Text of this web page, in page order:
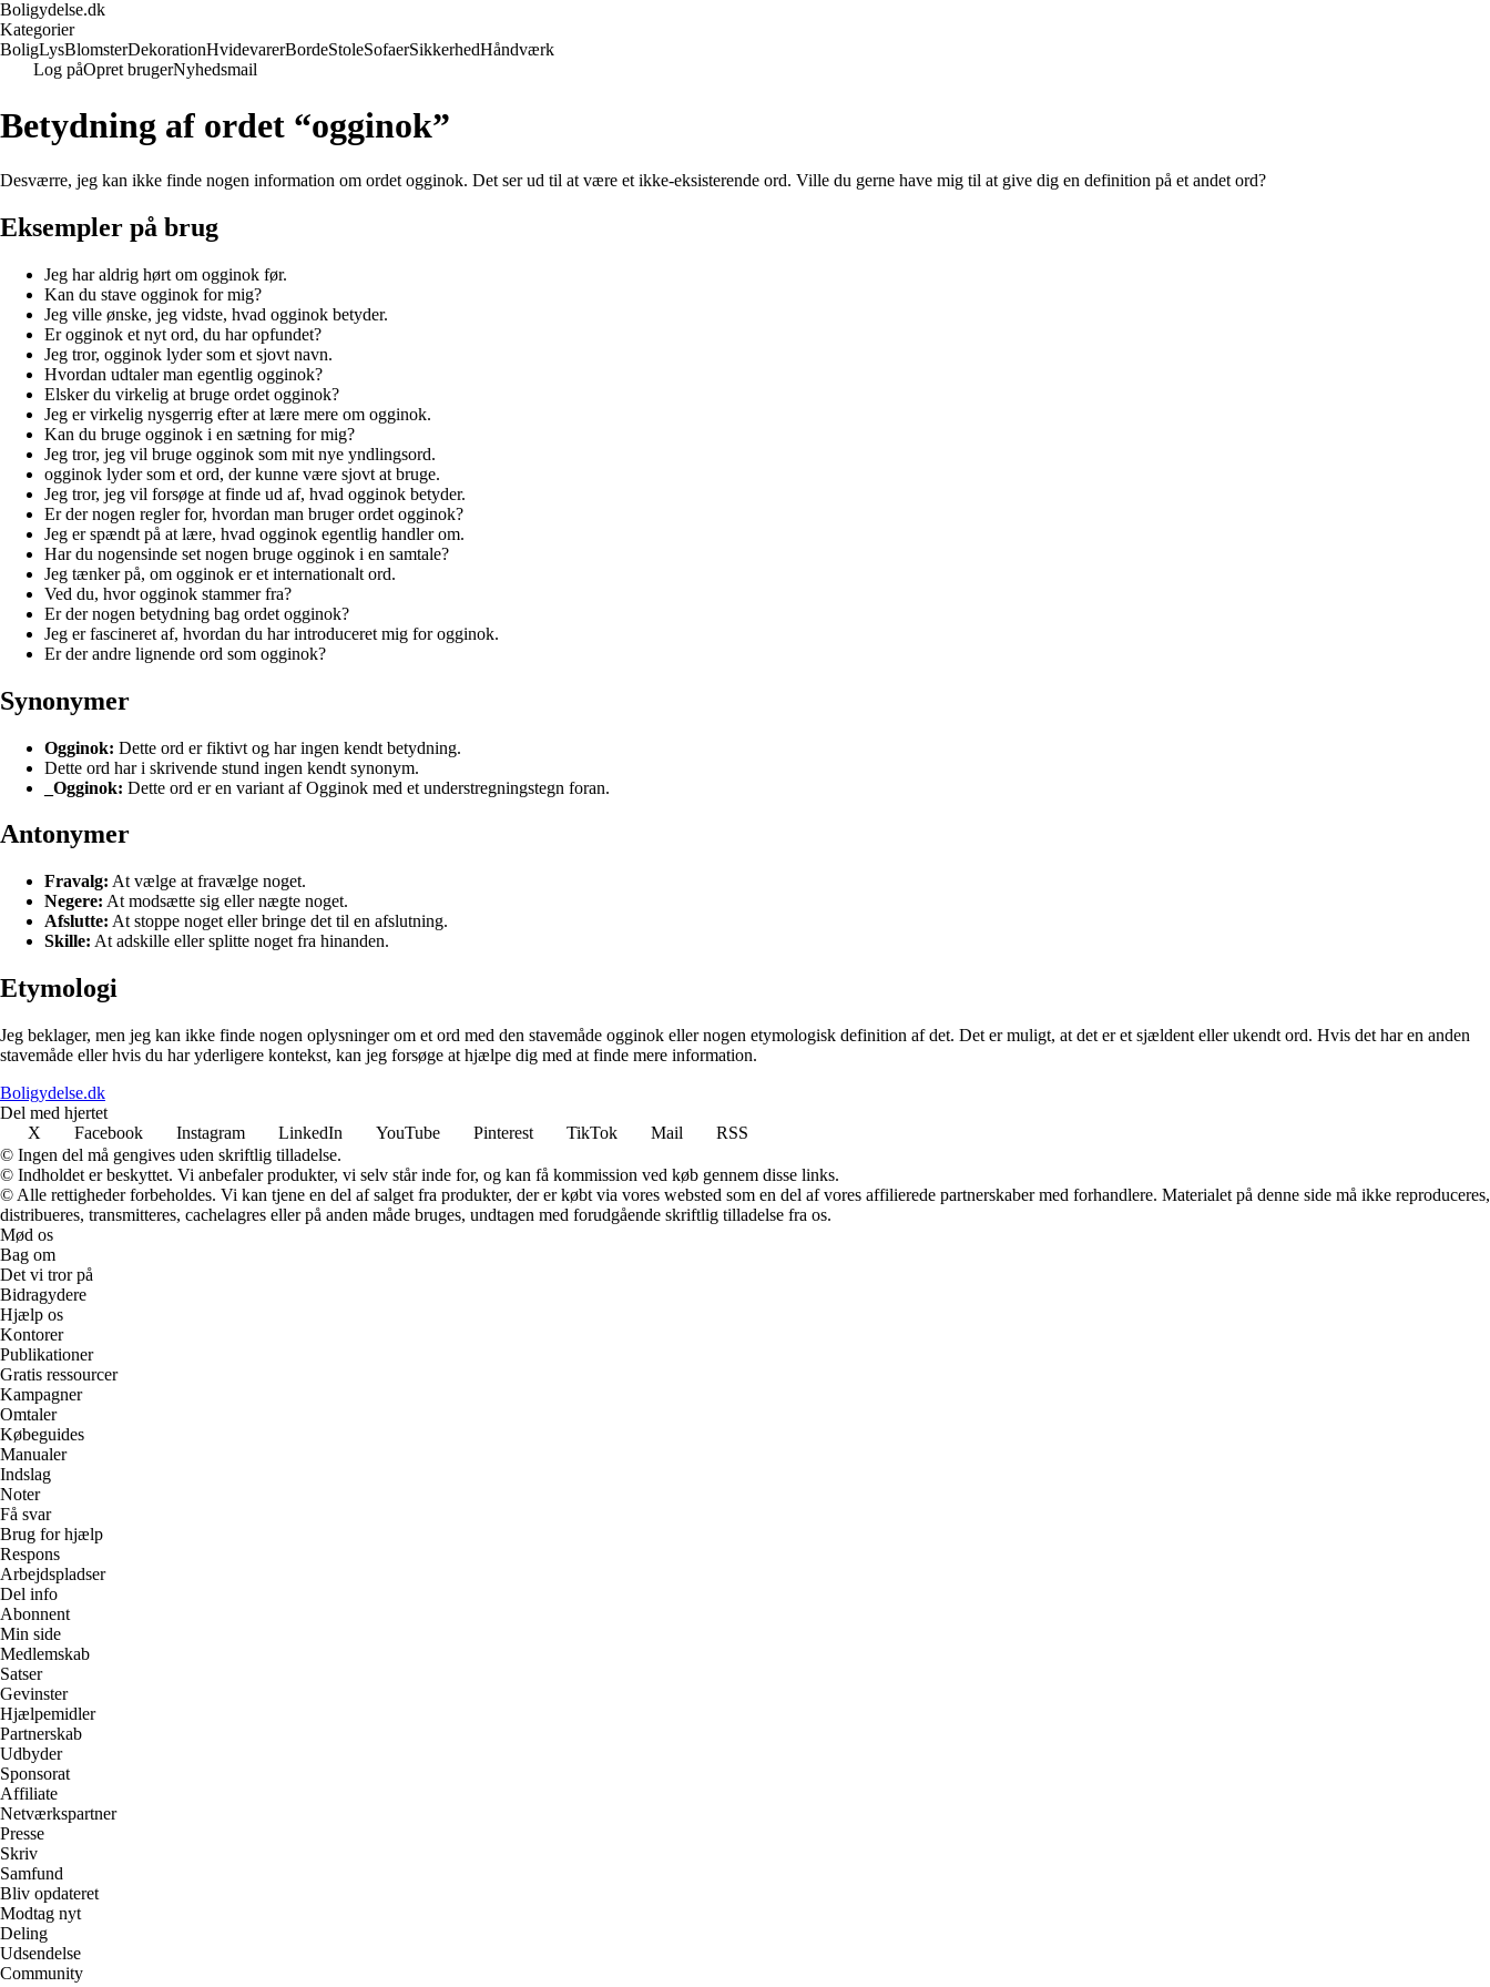
Boligydelse.dk
Kategorier
BoligLysBlomsterDekorationHvidevarerBordeStoleSofaerSikkerhedHåndværk
Log påOpret brugerNyhedsmail
Betydning af ordet “ogginok”
Desværre, jeg kan ikke finde nogen information om ordet ogginok. Det ser ud til at være et ikke-eksisterende ord. Ville du gerne have mig til at give dig en definition på et andet ord?
Eksempler på brug
Jeg har aldrig hørt om ogginok før.
Kan du stave ogginok for mig?
Jeg ville ønske, jeg vidste, hvad ogginok betyder.
Er ogginok et nyt ord, du har opfundet?
Jeg tror, ogginok lyder som et sjovt navn.
Hvordan udtaler man egentlig ogginok?
Elsker du virkelig at bruge ordet ogginok?
Jeg er virkelig nysgerrig efter at lære mere om ogginok.
Kan du bruge ogginok i en sætning for mig?
Jeg tror, jeg vil bruge ogginok som mit nye yndlingsord.
ogginok lyder som et ord, der kunne være sjovt at bruge.
Jeg tror, jeg vil forsøge at finde ud af, hvad ogginok betyder.
Er der nogen regler for, hvordan man bruger ordet ogginok?
Jeg er spændt på at lære, hvad ogginok egentlig handler om.
Har du nogensinde set nogen bruge ogginok i en samtale?
Jeg tænker på, om ogginok er et internationalt ord.
Ved du, hvor ogginok stammer fra?
Er der nogen betydning bag ordet ogginok?
Jeg er fascineret af, hvordan du har introduceret mig for ogginok.
Er der andre lignende ord som ogginok?
Synonymer
Ogginok: Dette ord er fiktivt og har ingen kendt betydning.
Dette ord har i skrivende stund ingen kendt synonym.
_Ogginok: Dette ord er en variant af Ogginok med et understregningstegn foran.
Antonymer
Fravalg: At vælge at fravælge noget.
Negere: At modsætte sig eller nægte noget.
Afslutte: At stoppe noget eller bringe det til en afslutning.
Skille: At adskille eller splitte noget fra hinanden.
Etymologi
Jeg beklager, men jeg kan ikke finde nogen oplysninger om et ord med den stavemåde ogginok eller nogen etymologisk definition af det. Det er muligt, at det er et sjældent eller ukendt ord. Hvis det har en anden
stavemåde eller hvis du har yderligere kontekst, kan jeg forsøge at hjælpe dig med at finde mere information.
Boligydelse.dk
Del med hjertet
X
Facebook Instagram LinkedIn YouTube Pinterest TikTok Mail
RSS
© Ingen del må gengives uden skriftlig tilladelse.
© Indholdet er beskyttet. Vi anbefaler produkter, vi selv står inde for, og kan få kommission ved køb gennem disse links.
© Alle rettigheder forbeholdes. Vi kan tjene en del af salget fra produkter, der er købt via vores websted som en del af vores affilierede partnerskaber med forhandlere. Materialet på denne side må ikke reproduceres,
distribueres, transmitteres, cachelagres eller på anden måde bruges, undtagen med forudgående skriftlig tilladelse fra os.
Mød os
Bag om
Det vi tror på
Bidragydere
Hjælp os
Kontorer
Publikationer
Gratis ressourcer
Kampagner
Omtaler
Købeguides
Manualer
Indslag
Noter
Få svar
Brug for hjælp
Respons
Arbejdspladser
Del info
Abonnent
Min side
Medlemskab
Satser
Gevinster
Hjælpemidler
Partnerskab
Udbyder
Sponsorat
Affiliate
Netværkspartner
Presse
Skriv
Samfund
Bliv opdateret
Modtag nyt
Deling
Udsendelse
Community